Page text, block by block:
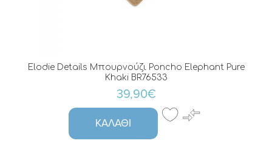
Elodie Details Μπουρνούζι Poncho Elephant Pure
Khaki BR76533
39,90€
ΚΑΛΆΘΙ